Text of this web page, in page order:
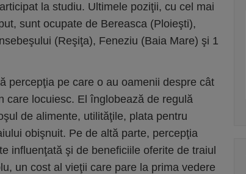
la studiu. Ultimele poziţii, cu cel mai
sunt ocupate de Bereasca (Ploieşti),
(Reşiţa), Feneziu (Baia Mare) şi 1
percepţia pe care o au oamenii despre cât
care locuiesc. El înglobează de regulă
de alimente, utilităţile, plata pentru
obişnuit. Pe de altă parte, percepţia
influenţată şi de beneficiile oferite de traiul
un cost al vieţii care pare la prima vedere